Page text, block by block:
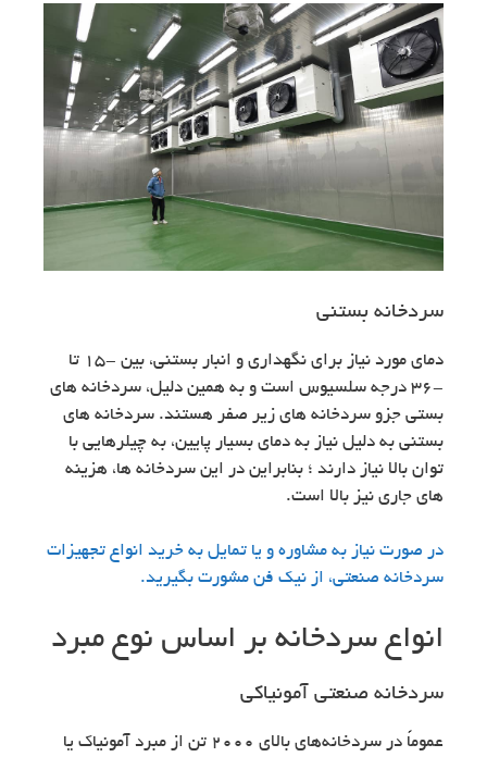
سردخانه بستنی
دمای مورد نیاز برای نگهداری و انبار بستنی، بین -15 تا
-36 درجه سلسیوس است و به همین دلیل، سردخانه های
بستی جزو سردخانه های زیر صفر هستند. سردخانه های
بستنی به دلیل نیاز به دمای بسیار پایین، به چیلرهایی با
توان بالا نیاز دارند ؛ بنابراین در این سردخانه ها، هزینه
های جاری نیز بالا است.
در صورت نیاز به مشاوره و یا تمایل به خرید انواع تجهیزات
سردخانه صنعتی، از نیک فن مشورت بگیرید.
انواع سردخانه بر اساس نوع مبرد
سردخانه صنعتی آمونیاکی
عموماً در سردخانه‌های بالای ۲۰۰۰ تن از مبرد آمونیاک یا